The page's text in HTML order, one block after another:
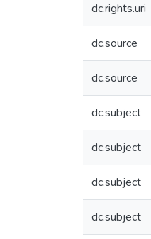
dc.rights.uri
dc.source
dc.source
dc.subject
dc.subject
dc.subject
dc.subject